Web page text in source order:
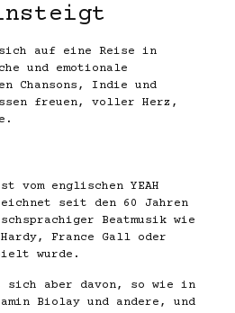
auf eine Reise in
und emotionale
Chansons, Indie und
freuen, voller Herz,
vom englischen YEAH
seit den 60 Jahren
Beatmusik wie
France Gall oder
wurde.
sich aber davon, so wie in
Biolay und andere, und